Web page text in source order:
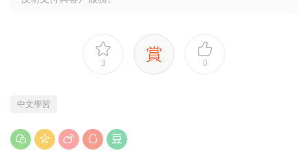
3 賞 0
中文學習